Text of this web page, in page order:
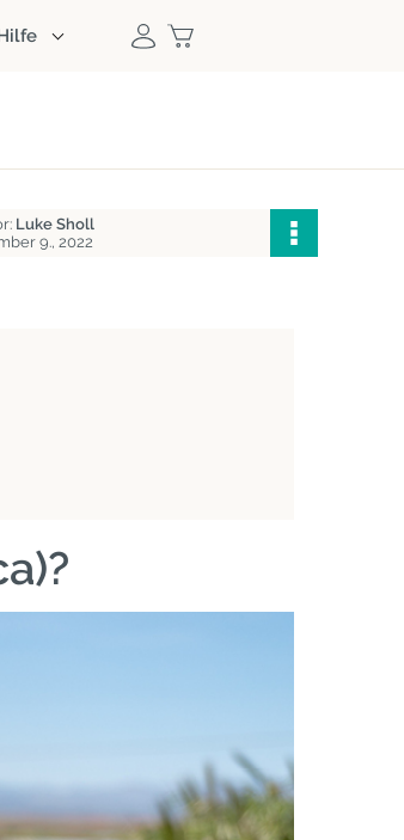
Luke Sholl
9., 2022